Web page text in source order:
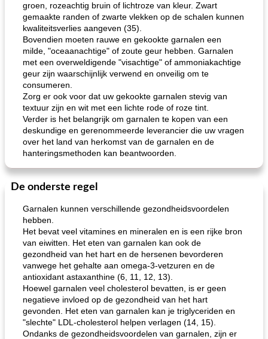
groen, rozeachtig bruin of lichtroze van kleur. Zwart
gemaakte randen of zwarte vlekken op de schalen kunnen
kwaliteitsverlies aangeven (35).
Bovendien moeten rauwe en gekookte garnalen een
milde, "oceaanachtige" of zoute geur hebben. Garnalen
met een overweldigende "visachtige" of ammoniakachtige
geur zijn waarschijnlijk verwend en onveilig om te
consumeren.
Zorg er ook voor dat uw gekookte garnalen stevig van
textuur zijn en wit met een lichte rode of roze tint.
Verder is het belangrijk om garnalen te kopen van een
deskundige en gerenommeerde leverancier die uw vragen
over het land van herkomst van de garnalen en de
hanteringsmethoden kan beantwoorden.
De onderste regel
Garnalen kunnen verschillende gezondheidsvoordelen
hebben.
Het bevat veel vitamines en mineralen en is een rijke bron
van eiwitten. Het eten van garnalen kan ook de
gezondheid van het hart en de hersenen bevorderen
vanwege het gehalte aan omega-3-vetzuren en de
antioxidant astaxanthine (6, 11, 12, 13).
Hoewel garnalen veel cholesterol bevatten, is er geen
negatieve invloed op de gezondheid van het hart
gevonden. Het eten van garnalen kan je triglyceriden en
"slechte" LDL-cholesterol helpen verlagen (14, 15).
Ondanks de gezondheidsvoordelen van garnalen, zijn er